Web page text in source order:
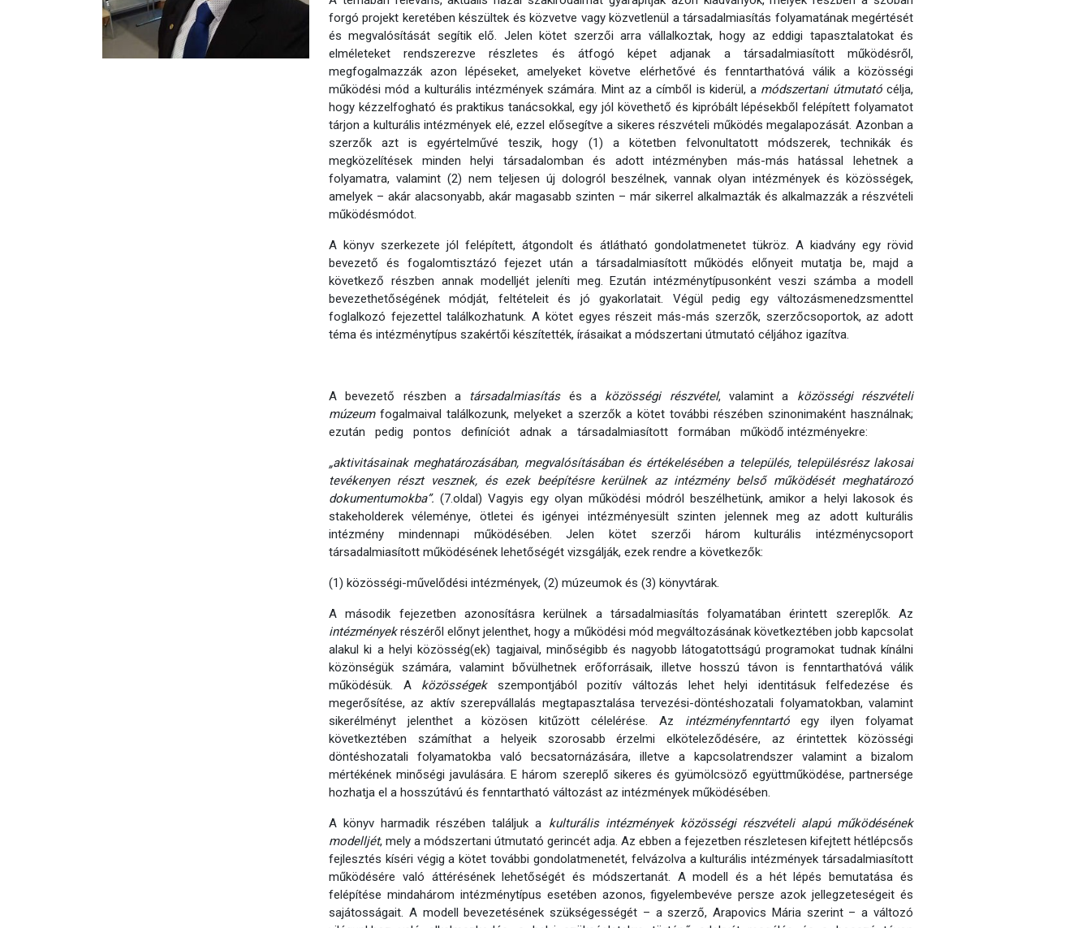
forgó projekt keretében készültek és közvetve vagy közvetlenül a társadalmiasítás folyamatának megértését
és megvalósítását segítik elő. Jelen kötet szerzői arra vállalkoztak, hogy az eddigi tapasztalatokat és
elméleteket rendszerezve részletes és átfogó képet adjanak a társadalmiasított működésről,
megfogalmazzák azon lépéseket, amelyeket követve elérhetővé és fenntarthatóvá válik a közösségi
működési mód a kulturális intézmények számára. Mint az a címből is kiderül, a módszertani útmutatócélja,
hogy kézzelfogható és praktikus tanácsokkal, egy jól követhető és kipróbált lépésekből felépített folyamatot
tárjon a kulturális intézmények elé, ezzel elősegítve a sikeres részvételi működés megalapozását. Azonban a
szerzők azt is egyértelművé teszik, hogy (1) a kötetben felvonultatott módszerek, technikák és
megközelítések minden helyi társadalomban és adott intézményben más-más hatással lehetnek a
folyamatra, valamint (2) nem teljesen új dologról beszélnek, vannak olyan intézmények és közösségek,
amelyek – akár alacsonyabb, akár magasabb szinten – már sikerrel alkalmazták és alkalmazzák a részvételi
működésmódot.
A könyv szerkezete jól felépített, átgondolt és átlátható gondolatmenetet tükröz. A kiadvány egy rövid
bevezető és fogalomtisztázó fejezet után a társadalmiasított működés előnyeit mutatja be, majd a
következő részben annak modelljét jeleníti meg. Ezután intézménytípusonként veszi számba a modell
bevezethetőségének módját, feltételeit és jó gyakorlatait. Végül pedig egy változásmenedzsmenttel
foglalkozó fejezettel találkozhatunk. A kötet egyes részeit más-más szerzők, szerzőcsoportok, az adott
téma és intézménytípus szakértői készítették, írásaikat a módszertani útmutató céljához igazítva.
A bevezető részben a társadalmiasítás és a közösségi részvétel, valamint a közösségi részvételi
múzeum fogalmaival találkozunk, melyeket a szerzők a kötet további részében szinonimaként használnak;
ezután pedig pontos definíciót adnak a társadalmiasított formában működő intézményekre:
„aktivitásainak meghatározásában, megvalósításában és értékelésében a település, településrész lakosai
tevékenyen részt vesznek, és ezek beépítésre kerülnek az intézmény belső működését meghatározó
dokumentumokba”. (7.oldal) Vagyis egy olyan működési módról beszélhetünk, amikor a helyi lakosok és
stakeholderek véleménye, ötletei és igényei intézményesült szinten jelennek meg az adott kulturális
intézmény mindennapi működésében. Jelen kötet szerzői három kulturális intézménycsoport
társadalmiasított működésének lehetőségét vizsgálják, ezek rendre a következők:
(1) közösségi-művelődési intézmények, (2) múzeumok és (3) könyvtárak.
A második fejezetben azonosításra kerülnek a társadalmiasítás folyamatában érintett szereplők. Az
intézményekrészéről előnyt jelenthet, hogy a működési mód megváltozásának következtében jobb kapcsolat
alakul ki a helyi közösség(ek) tagjaival, minőségibb és nagyobb látogatottságú programokat tudnak kínálni
közönségük számára, valamint bővülhetnek erőforrásaik, illetve hosszú távon is fenntarthatóvá válik
működésük. A közösségek szempontjából pozitív változás lehet helyi identitásuk felfedezése és
megerősítése, az aktív szerepvállalás megtapasztalása tervezési-döntéshozatali folyamatokban, valamint
sikerélményt jelenthet a közösen kitűzött célelérése. Az intézményfenntartóegy ilyen folyamat
következtében számíthat a helyeik szorosabb érzelmi elköteleződésére, az érintettek közösségi
döntéshozatali folyamatokba való becsatornázására, illetve a kapcsolatrendszer valamint a bizalom
mértékének minőségi javulására. E három szereplő sikeres és gyümölcsöző együttműködése, partnersége
hozhatja el a hosszútávú és fenntartható változást az intézmények működésében.
A könyv harmadik részében találjuk a kulturális intézmények közösségi részvételi alapú működésének
modelljét, mely a módszertani útmutató gerincét adja. Az ebben a fejezetben részletesen kifejtett hétlépcsős
fejlesztés kíséri végig a kötet további gondolatmenetét, felvázolva a kulturális intézmények társadalmiasított
működésére való áttérésének lehetőségét és módszertanát. A modell és a hét lépés bemutatása és
felépítése mindahárom intézménytípus esetében azonos, figyelembevéve persze azok jellegzeteségeit és
sajátosságait. A modell bevezetésének szükségességét – a szerző, Arapovics Mária szerint – a változó